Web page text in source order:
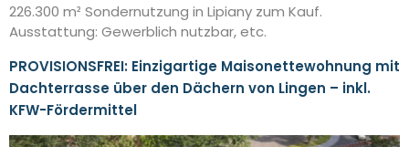
226.300 m² Sondernutzung in Lipiany zum Kauf.
Ausstattung: Gewerblich nutzbar, etc.
PROVISIONSFREI: Einzigartige Maisonettewohnung mit
Dachterrasse über den Dächern von Lingen – inkl.
KFW-Fördermittel